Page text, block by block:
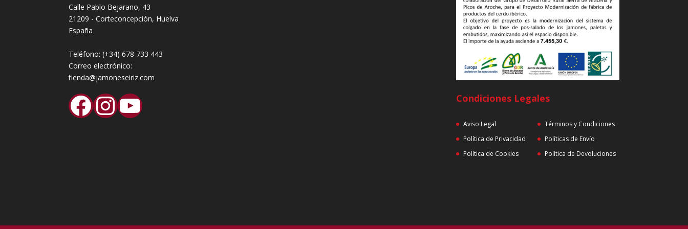
Calle Pablo Bejarano, 43
21209 - Corteconcepción, Huelva
España
Teléfono:(+34) 678 733 443
Correo electrónico:
tienda@jamoneseiriz.com
Facebook
Instagram
YouTube Condiciones Legales
Aviso Legal
Política de Privacidad
Política de Cookies
Términos y Condiciones
Políticas de Envío
Política de Devoluciones